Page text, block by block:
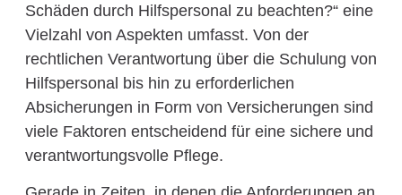
Schäden durch Hilfspersonal zu beachten?“ eine
Vielzahl von Aspekten umfasst. Von der
rechtlichen Verantwortung über die Schulung von
Hilfspersonal bis hin zu erforderlichen
Absicherungen in Form von Versicherungen sind
viele Faktoren entscheidend für eine sichere und
verantwortungsvolle Pflege.